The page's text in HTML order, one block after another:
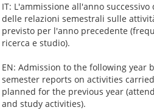
IT: L'ammissione all'anno
delle relazioni semestrali sulle
previsto per l'anno precedente
ricerca e studio).
EN: Admission to the following year
semester reports on activities
planned for the previous year
and study activities).